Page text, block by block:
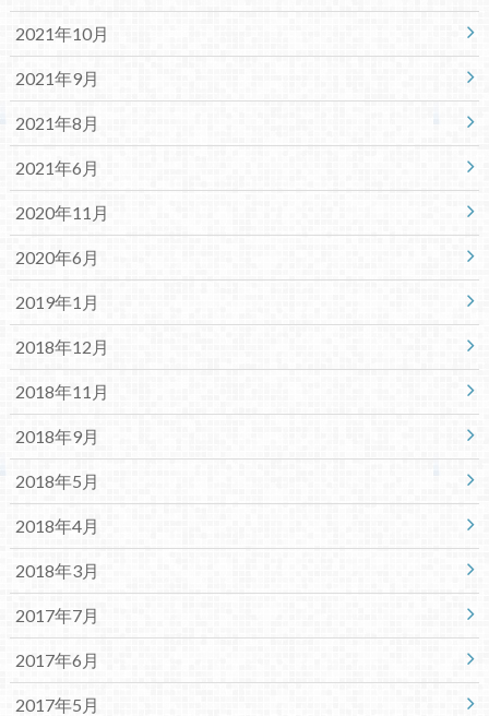
2021年10月
2021年9月
2021年8月
2021年6月
2020年11月
2020年6月
2019年1月
2018年12月
2018年11月
2018年9月
2018年5月
2018年4月
2018年3月
2017年7月
2017年6月
2017年5月